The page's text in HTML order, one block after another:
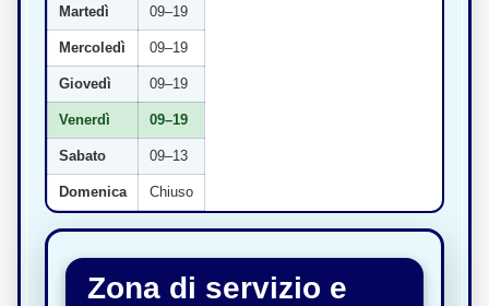
Martedì 09–19
Mercoledì 09–19
Giovedì 09–19
Venerdì 09–19
Sabato 09–13
Domenica Chiuso
Zona di servizio e